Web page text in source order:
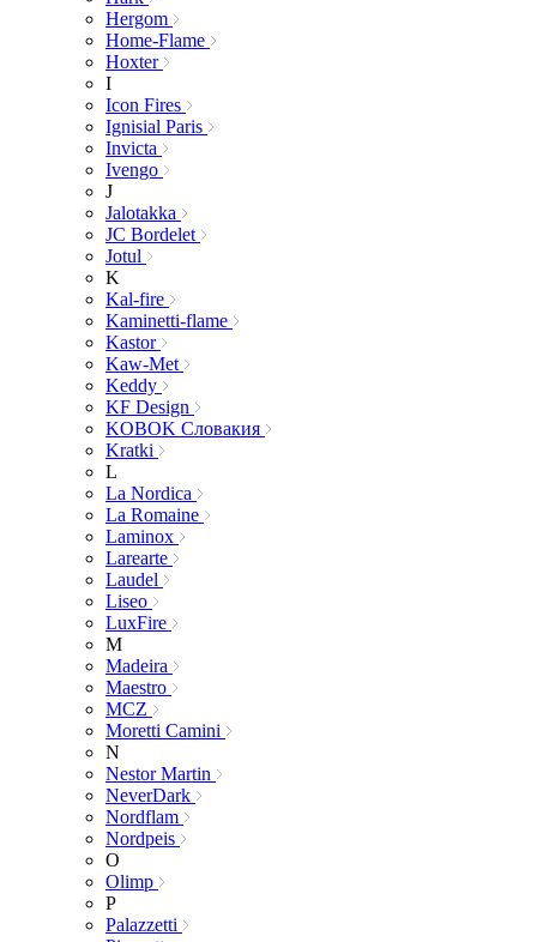
Hergom
Home-Flame
Hoxter
I
Icon Fires
Ignisial Paris
Invicta
Ivengo
J
Jalotakka
JC Bordelet
Jotul
K
Kal-fire
Kaminetti-flame
Kastor
Kaw-Met
Keddy
KF Design
KOBOK Словакия
Kratki
L
La Nordica
La Romaine
Laminox
Larearte
Laudel
Liseo
LuxFire
M
Madeira
Maestro
MCZ
Moretti Camini
N
Nestor Martin
NeverDark
Nordflam
Nordpeis
O
Olimp
P
Palazzetti